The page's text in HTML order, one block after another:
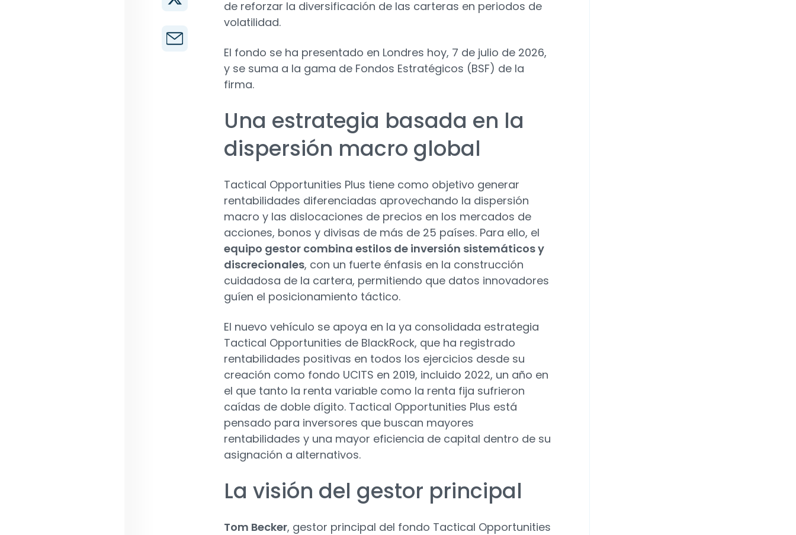
de reforzar la diversificación de las carteras en periodos de
volatilidad.
El fondo se ha presentado en Londres hoy, 7 de julio de 2026,
y se suma a la gama de Fondos Estratégicos (BSF) de la
firma.
Una estrategia basada en la
dispersión macro global
Tactical Opportunities Plus tiene como objetivo generar
rentabilidades diferenciadas aprovechando la dispersión
macro y las dislocaciones de precios en los mercados de
acciones, bonos y divisas de más de 25 países. Para ello, el
equipo gestor combina estilos de inversión sistemáticos y
discrecionales, con un fuerte énfasis en la construcción
cuidadosa de la cartera, permitiendo que datos innovadores
guíen el posicionamiento táctico.
El nuevo vehículo se apoya en la ya consolidada estrategia
Tactical Opportunities de BlackRock, que ha registrado
rentabilidades positivas en todos los ejercicios desde su
creación como fondo UCITS en 2019, incluido 2022, un año en
el que tanto la renta variable como la renta fija sufrieron
caídas de doble dígito. Tactical Opportunities Plus está
pensado para inversores que buscan mayores
rentabilidades y una mayor eficiencia de capital dentro de su
asignación a alternativos.
La visión del gestor principal
Tom Becker, gestor principal del fondo Tactical Opportunities